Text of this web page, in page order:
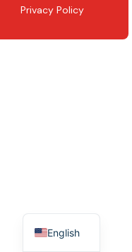
Privacy Policy
English